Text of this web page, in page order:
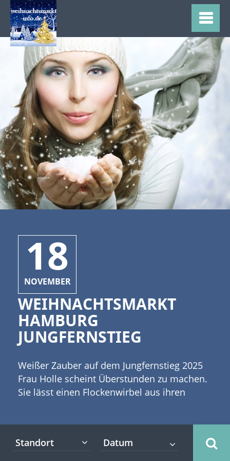
18
NOVEMBER
WEIHNACHTSMARKT
HAMBURG
JUNGFERNSTIEG
Weißer Zauber auf dem Jungfernstieg 2025
Frau Holle scheint Überstunden zu machen.
Sie lässt einen Flockenwirbel aus ihren
Weihnachtsmarkt am Hamburger
Standort